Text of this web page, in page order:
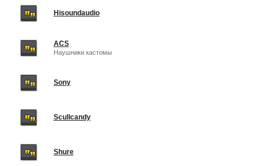
Hisoundaudio
ACS
Наушники кастомы
Sony
Scullcandy
Shure